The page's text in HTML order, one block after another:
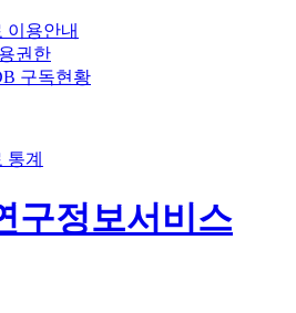
이용안내
권한
구독현황
통계